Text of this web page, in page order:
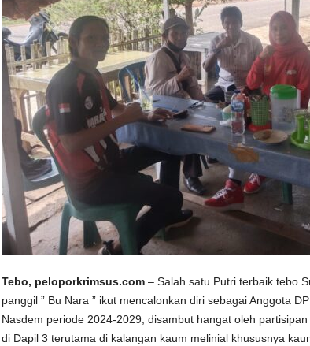
Tebo, peloporkrimsus.com– Salah satu Putri terbaik tebo
panggil ” Bu Nara ” ikut mencalonkan diri sebagai Anggota
Nasdem periode 2024-2029, disambut hangat oleh
di Dapil 3 terutama di kalangan kaum melinial khususnya